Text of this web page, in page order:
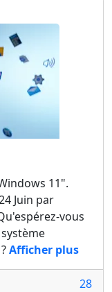
11".
Juin par
vous
Afficher plus
28